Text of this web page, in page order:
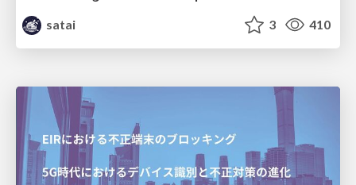
satai
3 410